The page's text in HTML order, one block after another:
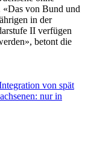
«Das von Bund und
in der
II verfügen
betont die
von spät
nur in